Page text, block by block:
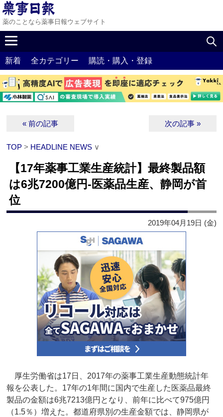
薬のことなら薬事日報ウェブサイト
新着 全カテゴリー 購読・購入・登録
« 前の記事 次の記事 »
TOP > HEADLINE NEWS ∨
【17年薬事工業生産統計】最終製品額
は6兆7200億円‐医薬品生産、静岡が首
位
2019年04月19日 (金)
厚生労働省は17日、2017年の薬事工業生産動態統計年
報を公表した。17年の1年間に国内で生産した医薬品最終
製品の金額は6兆7213億円となり、前年に比べて975億円
（1.5％）増えた。都道府県別の生産金額では、静岡県が